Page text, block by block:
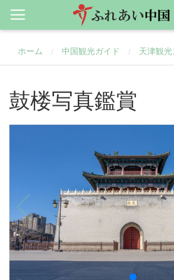
ホーム / 中国観光ガイド / 天津観光
鼓楼写真鑑賞